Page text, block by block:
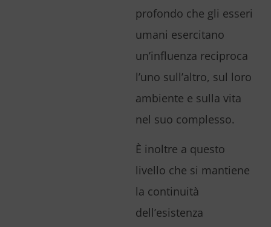
profondo che gli esseri
umani esercitano
un’influenza reciproca
l’uno sull’altro, sul loro
ambiente e sulla vita
nel suo complesso.
È inoltre a questo
livello che si mantiene
la continuità
dell’esistenza